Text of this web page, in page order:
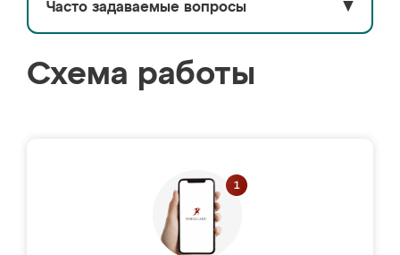
Часто задаваемые вопросы ▼
Схема работы